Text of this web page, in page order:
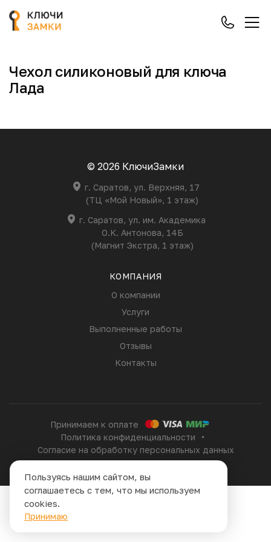
Чехол силиконовый для ключа
Лада
© 2026 КлючиЗамки
г. Саратов, ул. Верхняя, 17
(ТЦ «Мой Новый», 1 этаж)
г. Саратов, ул. им. Академика
О.К. Антонова, 14Б
(Магнит Экстра, 1 этаж)
КОМПАНИЯ
О компании
Услуги
Выполненные работы
Отзывы
Контакты
Принимаем к оплате
Политика конфиденциальности
Согласие на обработку персональных данных
Пользуясь нашим сайтом, вы
соглашаетесь с тем, что мы используем
cookies.
Принимаю